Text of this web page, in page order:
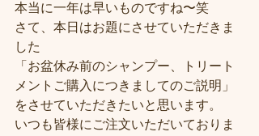
本当に一年は早いものですね〜笑
さて、本日はお題にさせていただきま
した
「お盆休み前のシャンプー、トリート
メントご購入につきましてのご説明」
をさせていただきたいと思います。
いつも皆様にご注文いただいておりま